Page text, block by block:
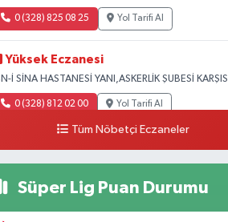
0 (328) 825 08 25 Yol Tarifi Al
Yüksek Eczanesi
İ SİNA HASTANESİ YANI,ASKERLİK ŞUBESİ KARŞISI
0 (328) 812 02 00 Yol Tarifi Al
Tüm Nöbetçi Eczaneler
Süper Lig Puan Durumu